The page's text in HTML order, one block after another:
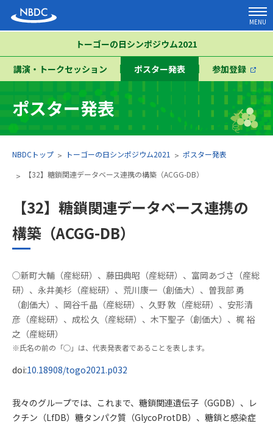
MENU
トーゴーの日シンポジウム2021
講演・トークセッション ポスター発表 参加登録
ポスター発表
NBDCトップ トーゴーの日シンポジウム2021
ポスター発表
【32】糖鎖関連データベース連携の構築（ACGG-DB）
【32】糖鎖関連データベース連携の
構築（ACGG-DB）
発表者
○新町大輔（産総研）、藤田典昭（産総研）、富岡あづさ（産総
研）、永井美杉（産総研）、荒川康一（創価大）、曽我部 勇
（創価大）、岡谷千晶（産総研）、久野 敦（産総研）、安形清
彦（産総研）、成松 久（産総研）、木下聖子（創価大）、梶 裕
之（産総研）
※氏名の前の「○」は、代表発表者であることを表します。
DOI
doi:10.18908/togo2021.p032
概要
我々のグループでは、これまで、糖鎖関連遺伝子（GGDB）、レ
クチン（LfDB）糖タンパク質（GlycoProtDB）、糖鎖と感染症